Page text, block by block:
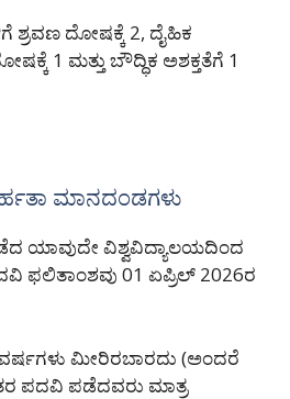
ಶ್ರವಣ ದೋಷಕ್ಕೆ 2, ದೈಹಿಕ
1 ಮತ್ತು ಬೌದ್ಧಿಕ ಅಶಕ್ತತೆಗೆ 1
ಮಾನದಂಡಗಳು
ಯಾವುದೇ ವಿಶ್ವವಿದ್ಯಾಲಯದಿಂದ
ಫಲಿತಾಂಶವು 01 ಏಪ್ರಿಲ್ 2026ರ
ಮೀರಿರಬಾರದು (ಅಂದರೆ
ಪದವಿ ಪಡೆದವರು ಮಾತ್ರ